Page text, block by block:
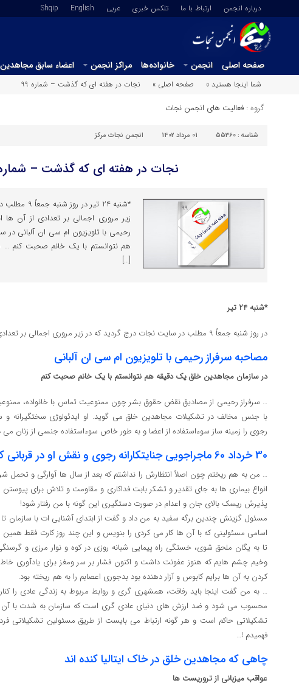
درباره انجمن ارتباط با ما تلکس خبری عربي English
Shqip
صفحه اصلی انجمن خانواده‌ها مراکز انجمن اعضاء سابق
شما اینجا هستید »
صفحه اصلی » نجات در هفته ای که گذشت – شماره 99
گروه : فعالیت های انجمن نجات
شناسه : 55360 01 مرداد 1402 انجمن نجات مرکز
نجات در هفته ای که گذشت – شماره
*شنبه 24
زیر مروری اجمالی بر تعدادی از آن
رحیمی با تلویزیون ام سی ان آلبانی
هم نتوانستم با یک خانم صحبت کنم …
[…]
*شنبه 24 تیر
در روز شنبه جمعاً 9 مطلب در سایت نجات درج گردید که در زیر مروری اجمالی بر تعدادی از آن ها انجام می شود:
مصاحبه سرفراز رحیمی با تلویزیون ام سی ان آلبانی
در سازمان مجاهدین خلق یک دقیقه هم نتوانستم با یک خانم صحبت کنم
… سرفراز رحیمی از مصادیق نقض حقوق بشر چون ممنوعیت تماس با خانواده،
با جنس مخالف در تشکیلات مجاهدین خلق می‌ گوید. او ایدئولوژی سختگیرانه
رجوی را زمینه ساز سوءاستفاده از اعضا و به طور خاص سوءاستفاده جنسی از زنان می‌
30 خرداد 60 ماجراجویی جنایتکارانه رجوی و نقش او در قربانی کردن اعضا – قسمت نهم
… من به هم ریختم چون اصلاً انتظارش را نداشتم که بعد از سال ها آوارگی و تحمل
انواع بیماری ها به جای تقدیر و تشکر بابت فداکاری و مقاومت و تلاش برای
پذیرش ریسک بالای جان و اعدام در صورت دستگیری این گونه با من رفتار شود!
مسئول گزینش چندین برگه سفید به من داد و گفت از ابتدای آشنایی ات با سازمان
اسامی مسئولینی که با آن ها کار می کردی را بنویس و این چند روز کارت فقط
تا به یگان ملحق شوی، خستگی راه پیمایی شبانه روزی در کوه و نوار مرزی و
وخیم چشم هایم که هنوز عفونت داشت و اکنون فشار بر سر ومغز برای یادآوری
کردن به آن ها برایم کابوس و آزار دهنده بود بدجوری اعصابم را به هم ریخته بود.
… به من گفت اینجا باید رفاقت، همشهری گری و روابط مربوط به زندگی عادی را
محسوب می شود و ضد ارزش های دنیای عادی گری است که سازمان به شدت با آن
تشکیلاتی حاکم است و هر گونه ارتباط می بایست از طریق مسئولین تشکیلاتی
فهمیدم !…
چاهی که مجاهدین خلق در خاک ایتالیا کنده ‌اند
عواقب میزبانی از تروریست ‌ها